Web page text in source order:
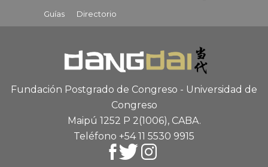
Guías
Directorio
Fundación Postgrado de Congreso - Universidad de
Congreso
Maipú 1252 P 2(1006), CABA.
Teléfono +54 11 5530 9915